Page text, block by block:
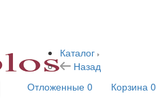
Отложенные 0 Корзина 0
Каталог
Назад